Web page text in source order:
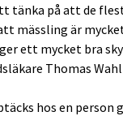
tänka på att de
mässling är
ett mycket bra
Thomas
hos en person